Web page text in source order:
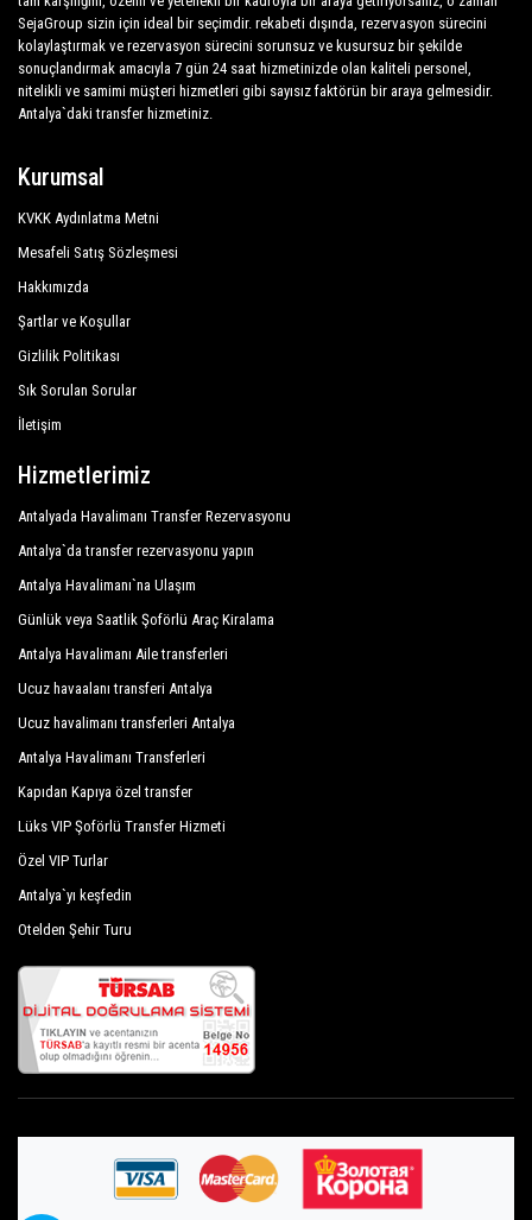
SejaGroup sizin için ideal bir seçimdir. rekabeti dışında, rezervasyon sürecini
kolaylaştırmak ve rezervasyon sürecini sorunsuz ve kusursuz bir şekilde
sonuçlandırmak amacıyla 7 gün 24 saat hizmetinizde olan kaliteli personel,
nitelikli ve samimi müşteri hizmetleri gibi sayısız faktörün bir araya gelmesidir.
Antalya`daki transfer hizmetiniz.
Kurumsal
KVKK Aydınlatma Metni
Mesafeli Satış Sözleşmesi
Hakkımızda
Şartlar ve Koşullar
Gizlilik Politikası
Sık Sorulan Sorular
İletişim
Hizmetlerimiz
Antalyada Havalimanı Transfer Rezervasyonu
Antalya`da transfer rezervasyonu yapın
Antalya Havalimanı`na Ulaşım
Günlük veya Saatlik Şoförlü Araç Kiralama
Antalya Havalimanı Aile transferleri
Ucuz havaalanı transferi Antalya
Ucuz havalimanı transferleri Antalya
Antalya Havalimanı Transferleri
Kapıdan Kapıya özel transfer
Lüks VIP Şoförlü Transfer Hizmeti
Özel VIP Turlar
Antalya`yı keşfedin
Otelden Şehir Turu